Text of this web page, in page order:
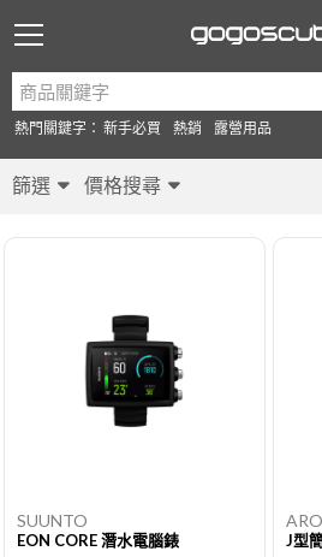
熱門關鍵字： 新手必買 熱銷 露營用品
篩選 價格搜尋
SUUNTO
EON CORE 潛水電腦錶